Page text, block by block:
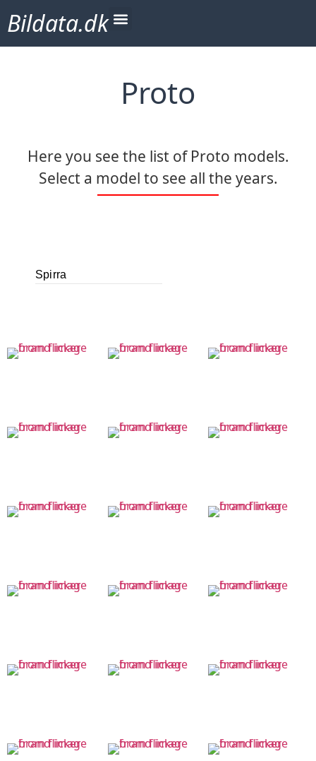
Bildata.dk
Proto
Here you see the list of Proto models.
Select a model to see all the years.
Spirra